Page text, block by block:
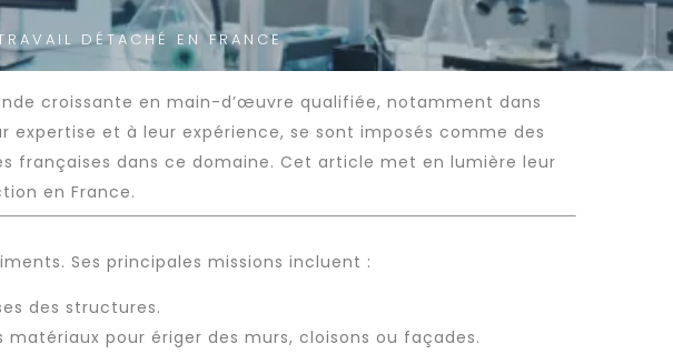
DÉTACHÉ EN FRANCE
croissante en main-d’œuvre qualifiée, notamment dans
et à leur expérience, se sont imposés comme des
françaises dans ce domaine. Cet article met en lumière leur
en France.
Ses principales missions incluent :
des structures.
matériaux pour ériger des murs, cloisons ou façades.